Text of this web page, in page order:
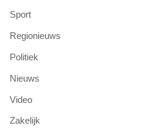
Sport
Regionieuws
Politiek
Nieuws
Video
Zakelijk